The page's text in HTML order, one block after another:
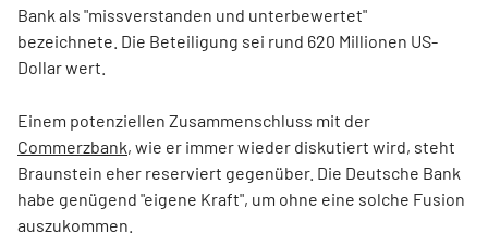
Bank als "missverstanden und unterbewertet"
bezeichnete. Die Beteiligung sei rund 620 Millionen US-
Dollar wert.
Einem potenziellen Zusammenschluss mit der
Commerzbank, wie er immer wieder diskutiert wird, steht
Braunstein eher reserviert gegenüber. Die Deutsche Bank
habe genügend "eigene Kraft", um ohne eine solche Fusion
auszukommen.